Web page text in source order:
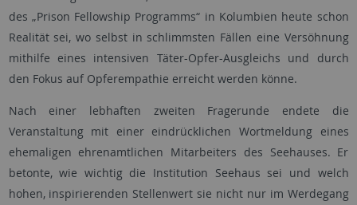
des „Prison Fellowship Programms“ in Kolumbien heute schon
Realität sei, wo selbst in schlimmsten Fällen eine Versöhnung
mithilfe eines intensiven Täter-Opfer-Ausgleichs und durch
den Fokus auf Opferempathie erreicht werden könne.
Nach einer lebhaften zweiten Fragerunde endete die
Veranstaltung mit einer eindrücklichen Wortmeldung eines
ehemaligen ehrenamtlichen Mitarbeiters des Seehauses. Er
betonte, wie wichtig die Institution Seehaus sei und welch
hohen, inspirierenden Stellenwert sie nicht nur im Werdegang